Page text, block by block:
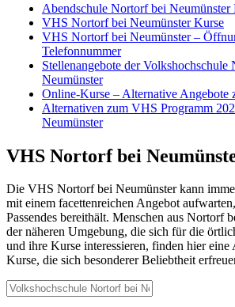
Abendschule Nortorf bei Neumünster
VHS Nortorf bei Neumünster Kurse
VHS Nortorf bei Neumünster –
Telefonnummer
Stellenangebote der Volkshochschule
Neumünster
Online-Kurse – Alternative Angebote
Alternativen zum VHS Programm
Neumünster
VHS Nortorf bei
Die VHS Nortorf bei Neumünster kann
mit einem facettenreichen Angebot
Passendes bereithält. Menschen aus Nortorf
der näheren Umgebung, die sich für die
und ihre Kurse interessieren, finden hier
Kurse, die sich besonderer Beliebtheit